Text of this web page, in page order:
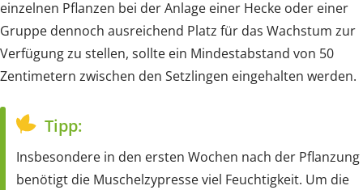
einzelnen Pflanzen bei der Anlage einer Hecke oder einer
Gruppe dennoch ausreichend Platz für das Wachstum zur
Verfügung zu stellen, sollte ein Mindestabstand von 50
Zentimetern zwischen den Setzlingen eingehalten werden.
Tipp:
Insbesondere in den ersten Wochen nach der Pflanzung
benötigt die Muschelzypresse viel Feuchtigkeit. Um die